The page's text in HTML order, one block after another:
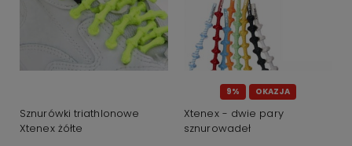
Sznurówki triathlonowe
Xtenex żółte
9% OKAZJA
Xtenex - dwie pary
sznurowadeł